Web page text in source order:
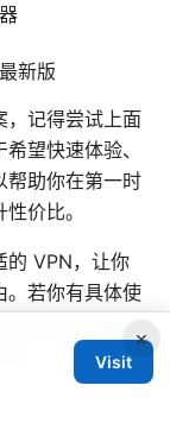
新版
，记得尝试上面
望快速体验、
帮助你在第一时
价比。
的 VPN，让你
。若你有具体使
备保护等），
。
×
Visit